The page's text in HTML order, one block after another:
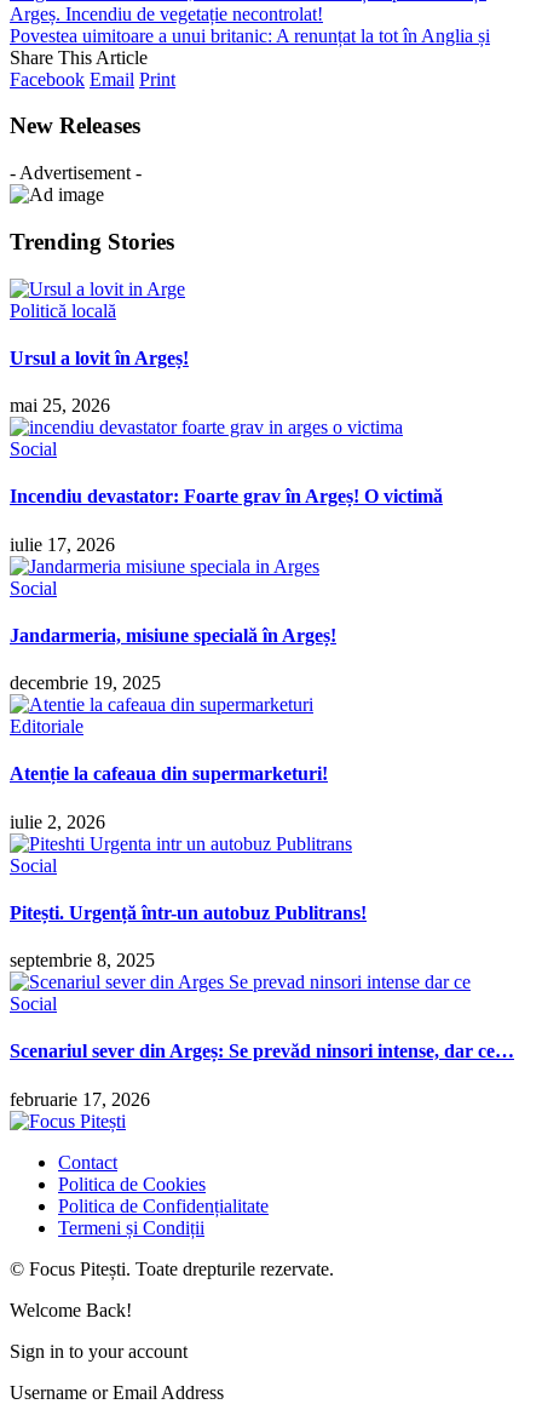
Argeș. Incendiu de vegetație necontrolat!
Povestea uimitoare a unui britanic: A renunțat la tot în Anglia și
Share This Article
Facebook Email Print
New Releases
- Advertisement -
Trending Stories
Politică locală
Ursul a lovit în Argeș!
mai 25, 2026
Social
Incendiu devastator: Foarte grav în Argeș! O victimă
iulie 17, 2026
Social
Jandarmeria, misiune specială în Argeș!
decembrie 19, 2025
Editoriale
Atenție la cafeaua din supermarketuri!
iulie 2, 2026
Social
Pitești. Urgență într-un autobuz Publitrans!
septembrie 8, 2025
Social
Scenariul sever din Argeș: Se prevăd ninsori intense, dar ce…
februarie 17, 2026
Contact
Politica de Cookies
Politica de Confidențialitate
Termeni și Condiții
© Focus Pitești. Toate drepturile rezervate.
Welcome Back!
Sign in to your account
Username or Email Address